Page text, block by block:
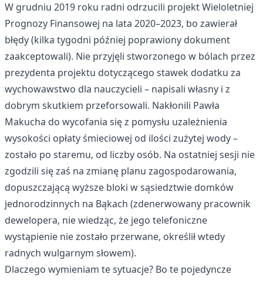
W grudniu 2019 roku radni odrzucili projekt Wieloletniej
Prognozy Finansowej na lata 2020–2023, bo zawierał
błędy (kilka tygodni później poprawiony dokument
zaakceptowali). Nie przyjęli stworzonego w bólach przez
prezydenta projektu dotyczącego stawek dodatku za
wychowawstwo dla nauczycieli – napisali własny i z
dobrym skutkiem przeforsowali. Nakłonili Pawła
Makucha do wycofania się z pomysłu uzależnienia
wysokości opłaty śmieciowej od ilości zużytej wody –
zostało po staremu, od liczby osób. Na ostatniej sesji nie
zgodzili się zaś na zmianę planu zagospodarowania,
dopuszczającą wyższe bloki w sąsiedztwie domków
jednorodzinnych na Bąkach (zdenerwowany pracownik
dewelopera, nie wiedząc, że jego telefoniczne
wystąpienie nie zostało przerwane, określił wtedy
radnych wulgarnym słowem).
Dlaczego wymieniam te sytuacje? Bo te pojedyncze